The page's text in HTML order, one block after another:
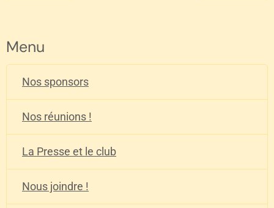
Menu
Nos sponsors
Nos réunions !
La Presse et le club
Nous joindre !